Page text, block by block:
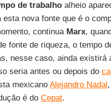
de trabalhoalheio
nova fonte que é o
continua Marx,
fonte de riqueza, o tempo
nesse caso, ainda existirá
seria antes ou depois do
mexicano Alejandro Nadal
é do Cepat.